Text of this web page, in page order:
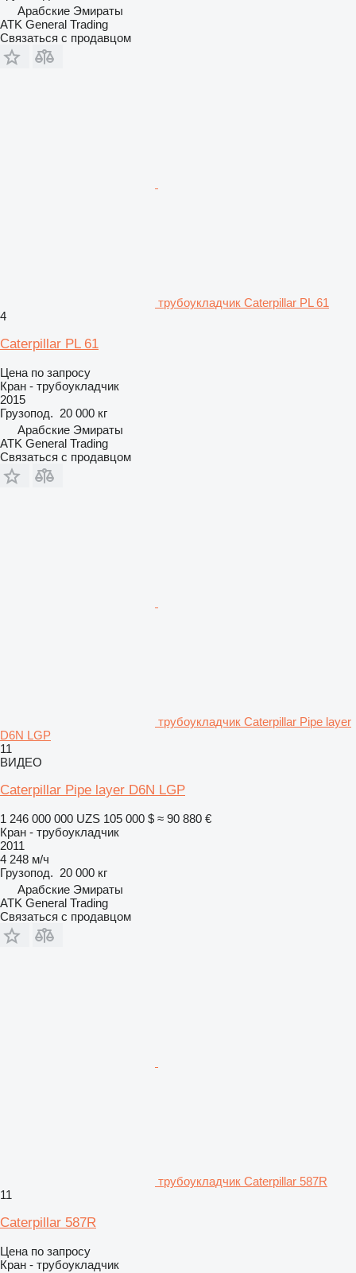
Арабские Эмираты
ATK General Trading
Связаться с продавцом
трубоукладчик Caterpillar PL 61
4
Caterpillar PL 61
Цена по запросу
Кран - трубоукладчик
2015
Грузопод. 20 000 кг
Арабские Эмираты
ATK General Trading
Связаться с продавцом
трубоукладчик Caterpillar Pipe layer
D6N LGP
11
ВИДЕО
Caterpillar Pipe layer D6N LGP
1 246 000 000 UZS 105 000 $ ≈ 90 880 €
Кран - трубоукладчик
2011
4 248 м/ч
Грузопод. 20 000 кг
Арабские Эмираты
ATK General Trading
Связаться с продавцом
трубоукладчик Caterpillar 587R
11
Caterpillar 587R
Цена по запросу
Кран - трубоукладчик